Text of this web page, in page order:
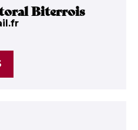
Biterrois